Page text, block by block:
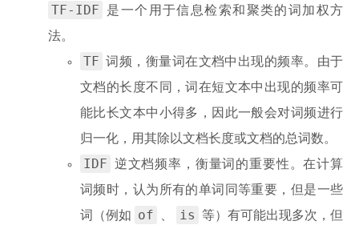
TF-IDF
是一个用于信息检索和聚类的词加权方
法。
TF 词频，衡量词在文档中出现的频率。由于
文档的长度不同，词在短文本中出现的频率可
能比长文本中小得多，因此一般会对词频进行
归一化，用其除以文档长度或文档的总词数。
IDF
逆文档频率，衡量词的重要性。在计算
词频时，认为所有的单词同等重要，但是一些
词（例如
of is
等）有可能出现多次，但